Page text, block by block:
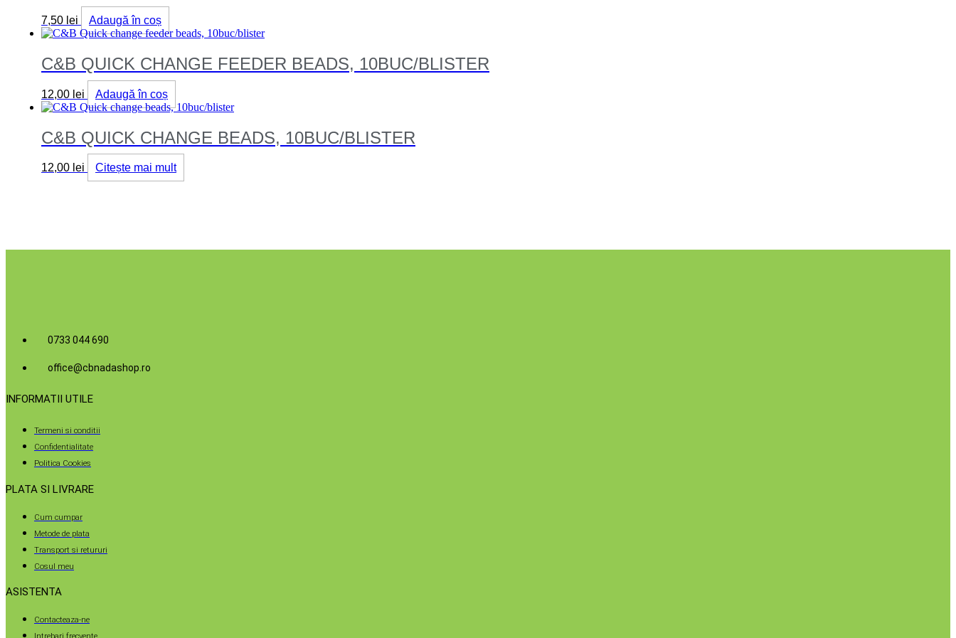
7,50 lei Adaugă în coș
C&B QUICK CHANGE FEEDER BEADS, 10BUC/BLISTER
12,00 lei Adaugă în coș
C&B QUICK CHANGE BEADS, 10BUC/BLISTER
12,00 lei Citește mai mult
0733 044 690
office@cbnadashop.ro
INFORMATII UTILE
Termeni si conditii
Confidentialitate
Politica Cookies
PLATA SI LIVRARE
Cum cumpar
Metode de plata
Transport si retururi
Cosul meu
ASISTENTA
Contacteaza-ne